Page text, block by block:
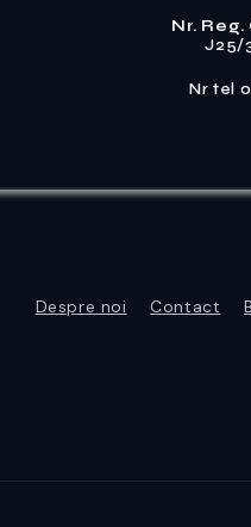
Nr.
J25/
Nr tel
Despre noi Contact